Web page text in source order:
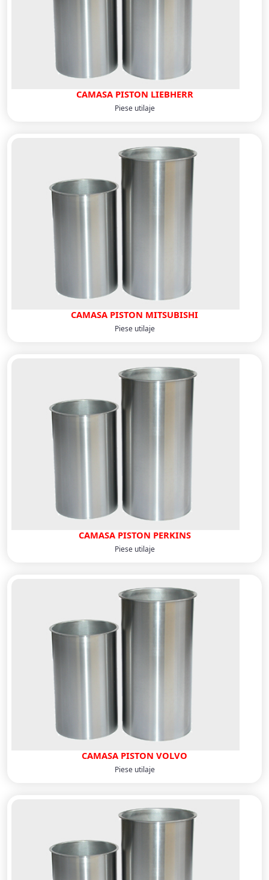
CAMASA PISTON LIEBHERR
Piese utilaje
CAMASA PISTON MITSUBISHI
Piese utilaje
CAMASA PISTON PERKINS
Piese utilaje
CAMASA PISTON VOLVO
Piese utilaje